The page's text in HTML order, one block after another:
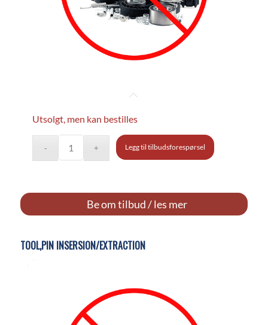
Utsolgt, men kan bestilles
Legg til tilbudsforespørsel
Be om tilbud / les mer
TOOL,PIN INSERSION/EXTRACTION